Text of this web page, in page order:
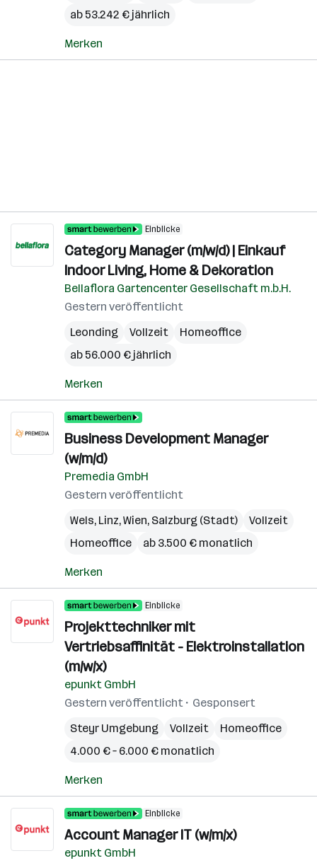
ab 53.242 € jährlich
Merken
Einblicke
Category Manager (m/w/d) | Einkauf
Indoor Living, Home & Dekoration
Bellaflora Gartencenter Gesellschaft m.b.H.
Gestern veröffentlicht
Leonding
Vollzeit
Homeoffice
ab 56.000 € jährlich
Merken
Business Development Manager
(w/m/d)
Premedia GmbH
Gestern veröffentlicht
Wels, Linz,Wien, Salzburg (Stadt)
Vollzeit
Homeoffice
ab 3.500 € monatlich
Merken
Einblicke
Projekttechniker mit
Vertriebsaffinität - Elektroinstallation
(m/w/x)
epunkt GmbH
Gestern veröffentlicht
Gesponsert
Steyr Umgebung
Vollzeit
Homeoffice
4.000 € – 6.000 € monatlich
Merken
Einblicke
Account Manager IT (w/m/x)
epunkt GmbH